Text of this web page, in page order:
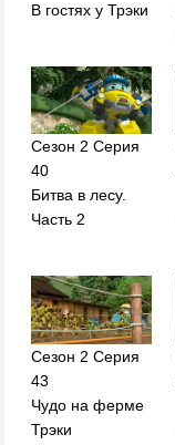
В гостях у Трэки
Сезон 2 Серия
40
Битва в лесу.
Часть 2
Сезон 2 Серия
43
Чудо на ферме
Трэки